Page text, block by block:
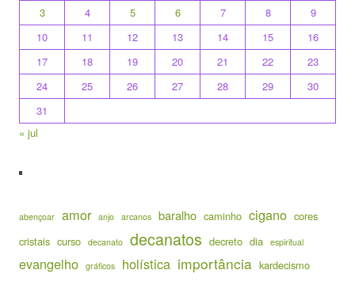
3
4 5 6 7 8
9
10
11 12 13 14 15
16
17
18 19 20 21 22
23
24
25 26 27 28 29
30
31
« jul
abençoar amor anjo arcanos baralho caminho cigano cores
cristais curso decanato decanatos decreto dia espiritual
evangelho gráficos holística importância kardecismo